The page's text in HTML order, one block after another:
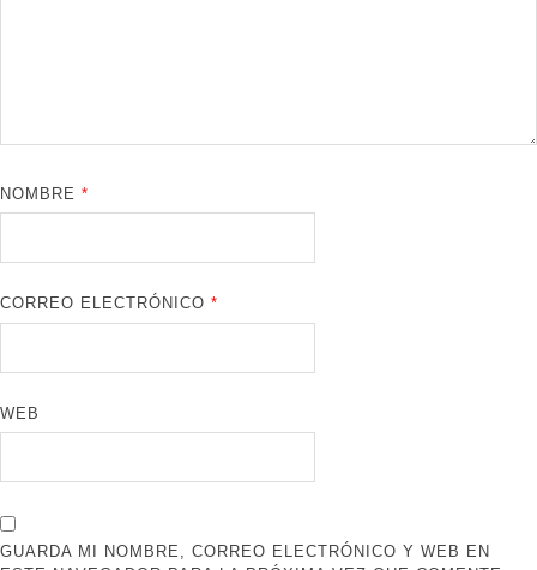
NOMBRE*
CORREO ELECTRÓNICO*
WEB
GUARDA MI NOMBRE, CORREO ELECTRÓNICO Y WEB EN